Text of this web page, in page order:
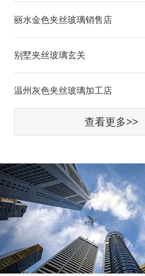
丽水金色夹丝玻璃销售店
别墅夹丝玻璃玄关
温州灰色夹丝玻璃加工店
查看更多>>